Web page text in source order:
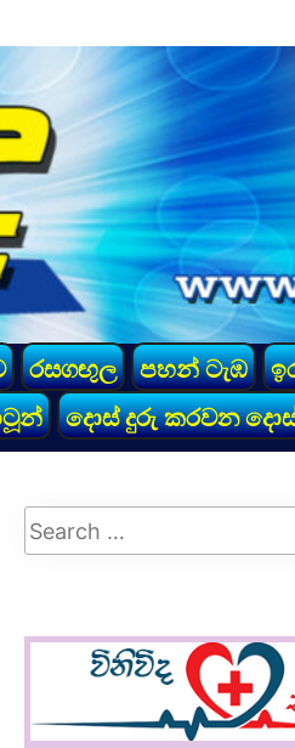
රසගඟුල පහන් ටැඹ
දොස් දුරු කරවන